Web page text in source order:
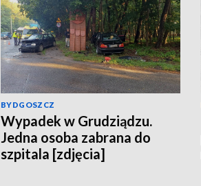
BYDGOSZCZ
Wypadek w Grudziądzu.
Jedna osoba zabrana do
szpitala [zdjęcia]